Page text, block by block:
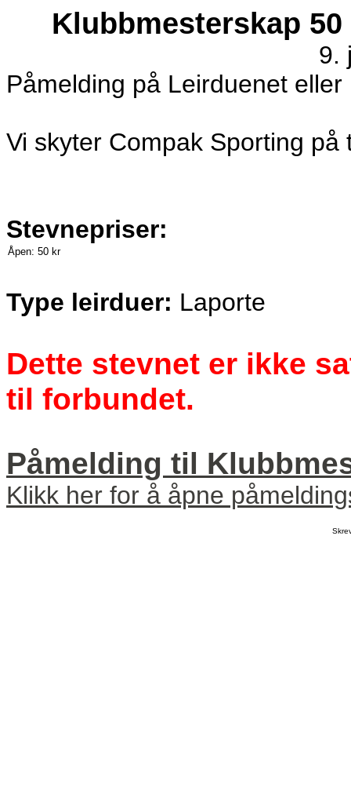
Klubbmesterskap
9.
Påmelding på Leirduenet
Vi skyter Compak Sporting på
Stevnepriser:
Åpen: 50 kr
Type leirduer: Laporte
Dette stevnet er ikke
til forbundet.
Påmelding til
Klikk her for å åpne